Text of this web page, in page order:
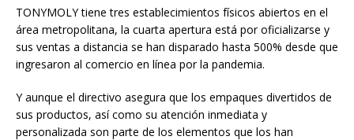
TONYMOLY tiene tres establecimientos físicos abiertos en el
área metropolitana, la cuarta apertura está por oficializarse y
sus ventas a distancia se han disparado hasta 500% desde que
ingresaron al comercio en línea por la pandemia.
Y aunque el directivo asegura que los empaques divertidos de
sus productos, así como su atención inmediata y
personalizada son parte de los elementos que los han